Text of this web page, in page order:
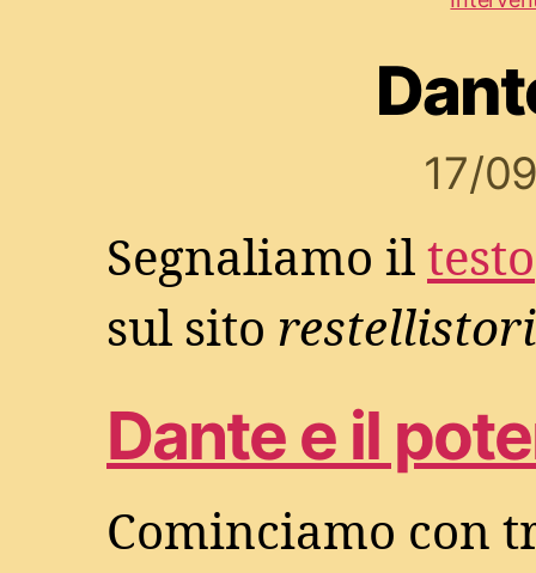
17/
Segnaliamo il testo
sul sito
Dante e il
Cominciamo con